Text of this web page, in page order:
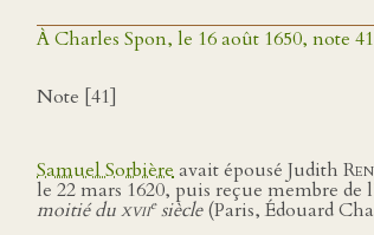
À Charles Spon, le 16 août 1650, note
Note [41]
Samuel Sorbièreavait épousé Judith
le 22 mars 1620, puis reçue membre
moitié duxviiesiècle(Paris, Édouard